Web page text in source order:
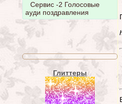
Сервис -2 Голосовые
ауди поздравления
Глиттеры